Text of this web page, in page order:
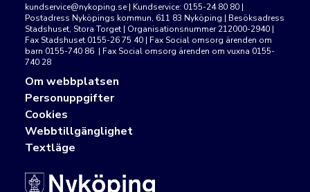
kundservice@nykoping.se | Kundservice: 0155-24 80 80 |
Postadress Nyköpings kommun, 611 83 Nyköping | Besöksadress
Stadshuset, Stora Torget | Organisationsnummer 212000-2940 |
Fax Stadshuset 0155-26 75 40 | Fax Social omsorg ärenden om
barn 0155-740 86 | Fax Social omsorg ärenden om vuxna 0155-
740 28
Om webbplatsen
Personuppgifter
Cookies
Webbtillgänglighet
Textläge